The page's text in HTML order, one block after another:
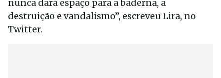
nunca dará espaço para a baderna, a
destruição e vandalismo”, escreveu Lira, no
Twitter.